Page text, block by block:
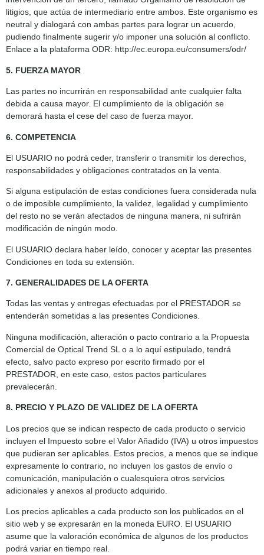
litigios, que actúa de intermediario entre ambos. Este organismo es
neutral y dialogará con ambas partes para lograr un acuerdo,
pudiendo finalmente sugerir y/o imponer una solución al conflicto.
Enlace a la plataforma ODR: http://ec.europa.eu/consumers/odr/
5. FUERZA MAYOR
Las partes no incurrirán en responsabilidad ante cualquier falta
debida a causa mayor. El cumplimiento de la obligación se
demorará hasta el cese del caso de fuerza mayor.
6. COMPETENCIA
El USUARIO no podrá ceder, transferir o transmitir los derechos,
responsabilidades y obligaciones contratados en la venta.
Si alguna estipulación de estas condiciones fuera considerada nula
o de imposible cumplimiento, la validez, legalidad y cumplimiento
del resto no se verán afectados de ninguna manera, ni sufrirán
modificación de ningún modo.
El USUARIO declara haber leído, conocer y aceptar las presentes
Condiciones en toda su extensión.
7. GENERALIDADES DE LA OFERTA
Todas las ventas y entregas efectuadas por el PRESTADOR se
entenderán sometidas a las presentes Condiciones.
Ninguna modificación, alteración o pacto contrario a la Propuesta
Comercial de Optical Trend SL o a lo aquí estipulado, tendrá
efecto, salvo pacto expreso por escrito firmado por el
PRESTADOR, en este caso, estos pactos particulares
prevalecerán.
8. PRECIO Y PLAZO DE VALIDEZ DE LA OFERTA
Los precios que se indican respecto de cada producto o servicio
incluyen el Impuesto sobre el Valor Añadido (IVA) u otros impuestos
que pudieran ser aplicables. Estos precios, a menos que se indique
expresamente lo contrario, no incluyen los gastos de envío o
comunicación, manipulación o cualesquiera otros servicios
adicionales y anexos al producto adquirido.
Los precios aplicables a cada producto son los publicados en el
sitio web y se expresarán en la moneda EURO. El USUARIO
asume que la valoración económica de algunos de los productos
podrá variar en tiempo real.